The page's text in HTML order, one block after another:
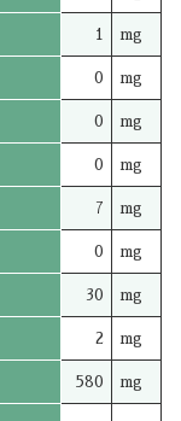
1 mg
0 mg
0 mg
0 mg
7 mg
0 mg
30 mg
2 mg
580 mg